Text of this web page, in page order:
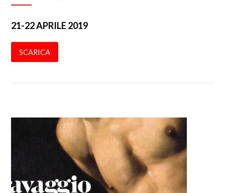
21-22 APRILE 2019
SCARICA